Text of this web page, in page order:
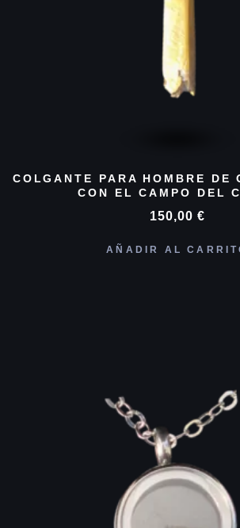
COLGANTE PARA HOMBRE DE
CON EL CAMPO DEL
150,00 €
AÑADIR AL